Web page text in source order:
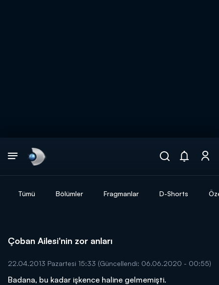
Tümü Bölümler Fragmanlar D-Shorts
Çoban Ailesi'nin zor anları
22.04.2013 Pazartesi 15:33 (Güncellendi: 06.06.2020 - 00:55)
Badana, bu kadar işkence haline gelmemişti.